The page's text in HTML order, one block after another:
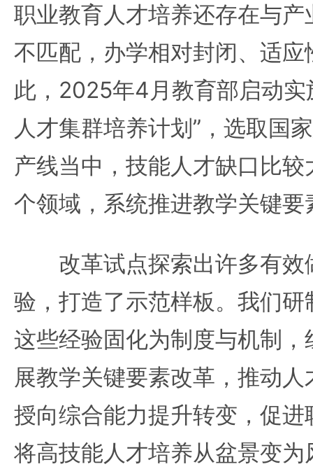
职业教育人才培养还存在与
不匹配，办学相对封闭、适
此，2025年4月教育部启动实
人才集群培养计划”，选取国
产线当中，技能人才缺口比
个领域，系统推进教学关键要
改革试点探索出许多有效
验，打造了示范样板。我们
这些经验固化为制度与机制
展教学关键要素改革，推动
授向综合能力提升转变，促
将高技能人才培养从盆景变